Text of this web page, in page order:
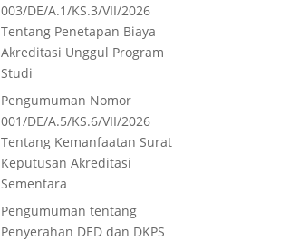
003/DE/A.1/KS.3/VII/2026
Tentang Penetapan Biaya
Akreditasi Unggul Program
Studi
Pengumuman Nomor
001/DE/A.5/KS.6/VII/2026
Tentang Kemanfaatan Surat
Keputusan Akreditasi
Sementara
Pengumuman tentang
Penyerahan DED dan DKPS